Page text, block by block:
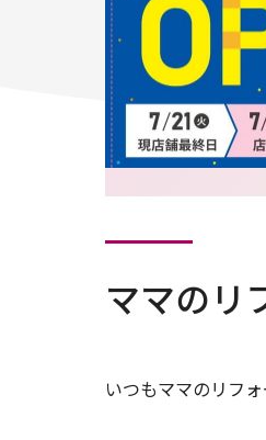
ママのリ
いつもママのリフ